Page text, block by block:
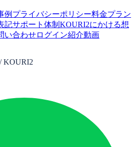
例 プライバシーポリシー料金プラン
記サポート体制 KOURI2にかける想
い合わせログイン紹介動画
KOURI2